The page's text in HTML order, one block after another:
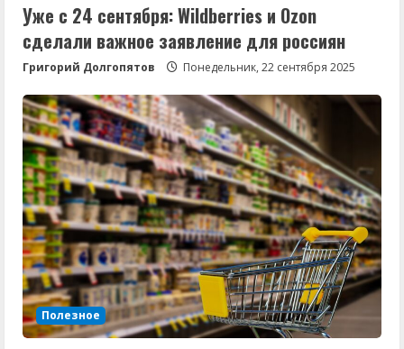
Уже с 24 сентября: Wildberries и Ozon
сделали важное заявление для россиян
Григорий Долгопятов Понедельник, 22 сентября 2025
Полезное